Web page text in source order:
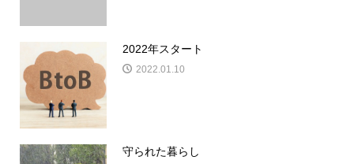
2022年スタート
2022.01.10
守られた暮らし